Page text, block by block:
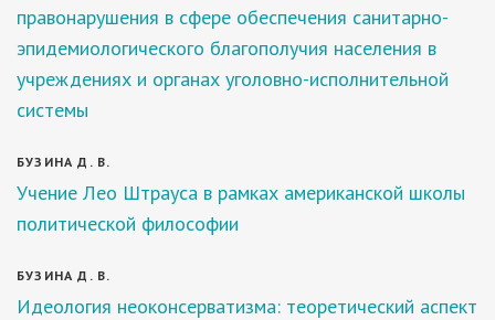
правонарушения в сфере обеспечения санитарно-
эпидемиологического благополучия населения в
учреждениях и органах уголовно-исполнительной
системы
БУЗИНА Д. В.
Учение Лео Штрауса в рамках американской школы
политической философии
БУЗИНА Д. В.
Идеология неоконсерватизма: теоретический аспект